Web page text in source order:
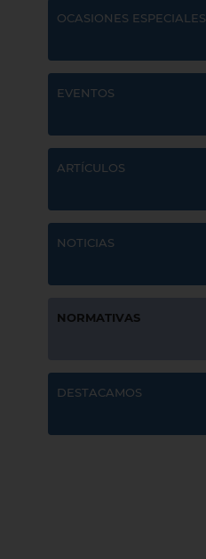
OCASIONES ESPECIALES
EVENTOS
ARTÍCULOS
NOTICIAS
NORMATIVAS
DESTACAMOS